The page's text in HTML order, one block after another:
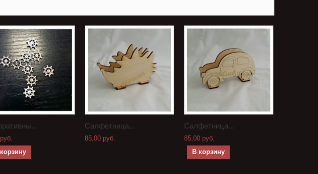
Салфетница...
85,00 руб.
Салфетница...
85,00 руб.
В корзину